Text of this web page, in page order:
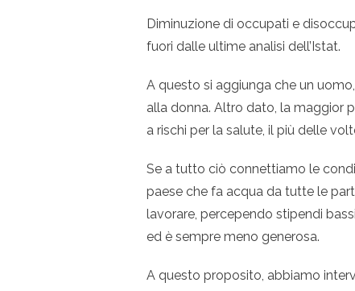
Diminuzione di occupati e
fuori dalle ultime analisi dell’Istat.
A questo si aggiunga che un
alla donna. Altro dato, la maggior
a rischi per la salute, il più delle
Se a tutto ciò connettiamo le
paese che fa acqua da tutte le
lavorare, percependo stipendi
ed è sempre meno generosa.
A questo proposito, abbiamo